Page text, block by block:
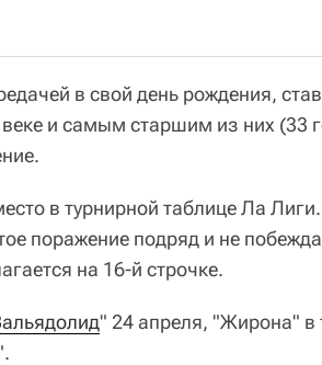
в свой день рождения, став
и самым старшим из них (33
в турнирной таблице Ла Лиги.
поражение подряд и не
на 16-й строчке.
" 24 апреля, "Жирона" в